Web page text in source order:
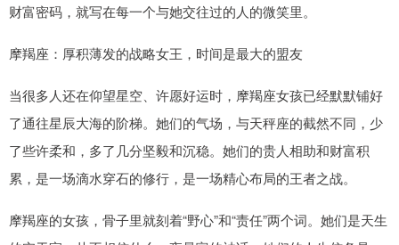
财富密码，就写在每一个与她交往过的人的微笑里。
摩羯座：厚积薄发的战略女王，时间是最大的盟友
当很多人还在仰望星空、许愿好运时，摩羯座女孩已经默默铺好
了通往星辰大海的阶梯。她们的气场，与天秤座的截然不同，少
了些许柔和，多了几分坚毅和沉稳。她们的贵人相助和财富积
累，是一场滴水穿石的修行，是一场精心布局的王者之战。
摩羯座的女孩，骨子里就刻着“野心”和“责任”两个词。她们是天生